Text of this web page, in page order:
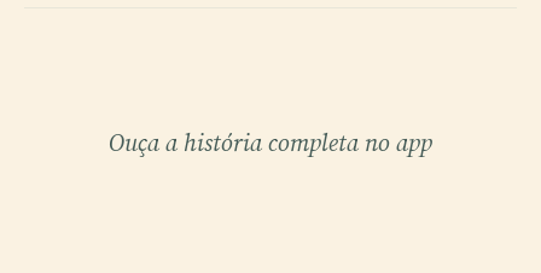
Ouça a história completa no app